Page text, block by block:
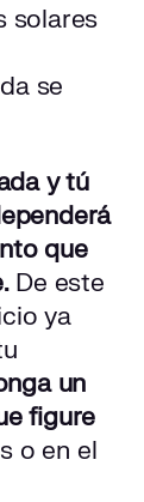
solares
se
y tú
que
De este
ya
un
figure
o en el